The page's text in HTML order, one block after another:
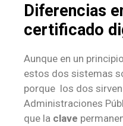
Diferencias
certificado
Aunque en un
estos dos sistemas
porque los dos
Administraciones
que la clave